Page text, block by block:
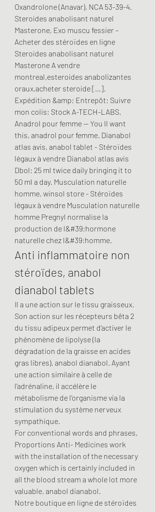
Oxandrolone (Anavar), NCA 53-39-4.
Steroides anabolisant naturel
Masterone, Exo muscu fessier –
Acheter des stéroïdes en ligne
Steroides anabolisant naturel
Masterone A vendre
montreal,esteroides anabolizantes
oraux,acheter steroide […].
Expédition &amp; Entrepôt; Suivre
mon colis; Stock A-TECH-LABS.
Anadrol pour femme — You ll want
this, anadrol pour femme. Dianabol
atlas avis, anabol tablet - Stéroïdes
légaux à vendre Dianabol atlas avis
Dbol: 25 ml twice daily bringing it to
50 ml a day. Musculation naturelle
homme, winsol store - Stéroïdes
légaux à vendre Musculation naturelle
homme Pregnyl normalise la
production de l&#39;hormone
naturelle chez l&#39;homme.
Anti inflammatoire non
stéroïdes, anabol
dianabol tablets
Il a une action sur le tissu graisseux.
Son action sur les récepteurs bêta 2
du tissu adipeux permet d’activer le
phénomène de lipolyse (la
dégradation de la graisse en acides
gras libres), anabol dianabol. Ayant
une action similaire à celle de
l’adrénaline, il accélère le
métabolisme de l’organisme via la
stimulation du système nerveux
sympathique.
For conventional words and phrases,
Proportions Anti- Medicines work
with the installation of the necessary
oxygen which is certainly included in
all the blood stream a whole lot more
valuable, anabol dianabol.
Notre boutique en ligne de stéroïdes